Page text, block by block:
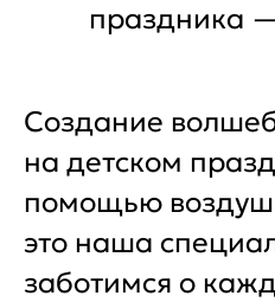
праздника
Создание
на детском
помощью
это наша
заботимся о